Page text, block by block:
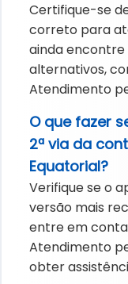
Certifique-se
correto para
ainda encontre
alternativos,
Atendimento
O que fazer
2ª via da
Equatorial?
Verifique se o
versão mais
entre em
Atendimento
obter